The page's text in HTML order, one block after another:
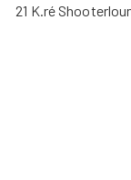
21 K.ré